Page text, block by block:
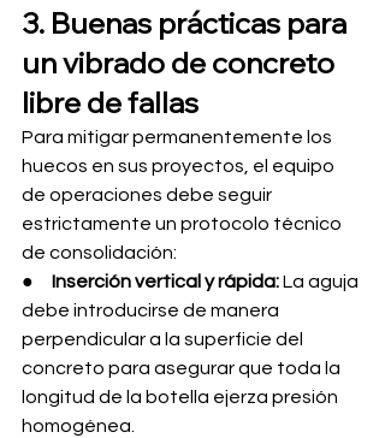
3. Buenas prácticas para
un vibrado de concreto
libre de fallas
Para mitigar permanentemente los
huecos en sus proyectos, el equipo
de operaciones debe seguir
estrictamente un protocolo técnico
de consolidación:
● Inserción vertical y rápida: La aguja
debe introducirse de manera
perpendicular a la superficie del
concreto para asegurar que toda la
longitud de la botella ejerza presión
homogénea.